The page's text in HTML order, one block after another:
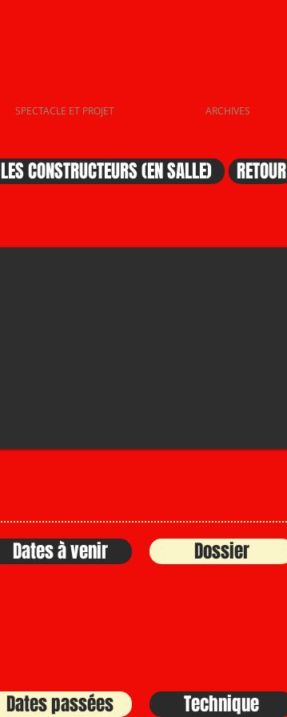
SPECTACLE ET PROJET ARCHIVES
LES CONSTRUCTEURS (EN SALLE)
RETOUR
Dates à venir
Dates passées
Dossier
Technique